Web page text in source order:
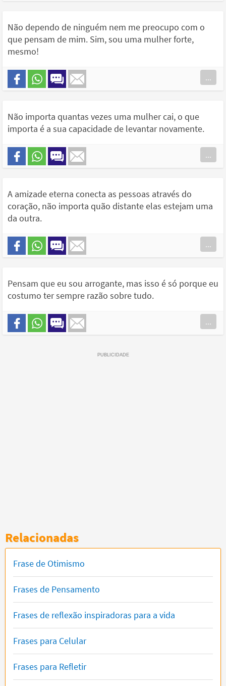
Não dependo de ninguém nem me preocupo com o
que pensam de mim. Sim, sou uma mulher forte,
mesmo!
...
Não importa quantas vezes uma mulher cai, o que
importa é a sua capacidade de levantar novamente.
...
A amizade eterna conecta as pessoas através do
coração, não importa quão distante elas estejam uma
da outra.
...
Pensam que eu sou arrogante, mas isso é só porque eu
costumo ter sempre razão sobre tudo.
...
Relacionadas
Frase de Otimismo
Frases de Pensamento
Frases de reflexão inspiradoras para a vida
Frases para Celular
Frases para Refletir